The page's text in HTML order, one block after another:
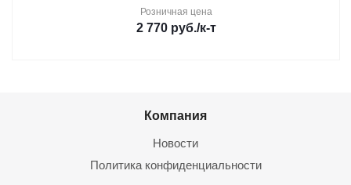
Розничная цена
2 770 руб./к-т
Компания
Новости
Политика конфиденциальности